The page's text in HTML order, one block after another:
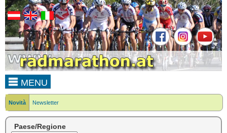
MENU
Novità Newsletter
Paese/Regione